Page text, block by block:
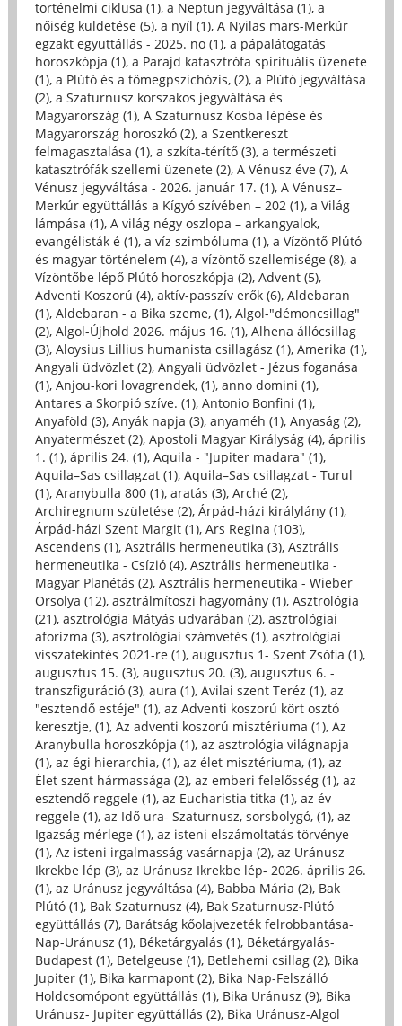
történelmi ciklusa (1), a Neptun jegyváltása (1), a
nőiség küldetése (5), a nyíl (1), A Nyilas mars-Merkúr
egzakt együttállás - 2025. no (1), a pápalátogatás
horoszkópja (1), a Parajd katasztrófa spirituális üzenete
(1), a Plútó és a tömegpszichózis, (2), a Plútó jegyváltása
(2), a Szaturnusz korszakos jegyváltása és
Magyarország (1), A Szaturnusz Kosba lépése és
Magyarország horoszkó (2), a Szentkereszt
felmagasztalása (1), a szkíta-térítő (3), a természeti
katasztrófák szellemi üzenete (2), A Vénusz éve (7), A
Vénusz jegyváltása - 2026. január 17. (1), A Vénusz–
Merkúr együttállás a Kígyó szívében – 202 (1), a Világ
lámpása (1), A világ négy oszlopa – arkangyalok,
evangélisták é (1), a víz szimbóluma (1), a Vízöntő Plútó
és magyar történelem (4), a vízöntő szellemisége (8), a
Vízöntőbe lépő Plútó horoszkópja (2), Advent (5),
Adventi Koszorú (4), aktív-passzív erők (6), Aldebaran
(1), Aldebaran - a Bika szeme, (1), Algol-"démoncsillag"
(2), Algol-Újhold 2026. május 16. (1), Alhena állócsillag
(3), Aloysius Lillius humanista csillagász (1), Amerika (1),
Angyali üdvözlet (2), Angyali üdvözlet - Jézus foganása
(1), Anjou-kori lovagrendek, (1), anno domini (1),
Antares a Skorpió szíve. (1), Antonio Bonfini (1),
Anyaföld (3), Anyák napja (3), anyaméh (1), Anyaság (2),
Anyatermészet (2), Apostoli Magyar Királyság (4), április
1. (1), április 24. (1), Aquila - "Jupiter madara" (1),
Aquila–Sas csillagzat (1), Aquila–Sas csillagzat - Turul
(1), Aranybulla 800 (1), aratás (3), Arché (2),
Archiregnum születése (2), Árpád-házi királylány (1),
Árpád-házi Szent Margit (1), Ars Regina (103),
Ascendens (1), Asztrális hermeneutika (3), Asztrális
hermeneutika - Csízió (4), Asztrális hermeneutika -
Magyar Planétás (2), Asztrális hermeneutika - Wieber
Orsolya (12), asztrálmítoszi hagyomány (1), Asztrológia
(21), asztrológia Mátyás udvarában (2), asztrológiai
aforizma (3), asztrológiai számvetés (1), asztrológiai
visszatekintés 2021-re (1), augusztus 1- Szent Zsófia (1),
augusztus 15. (3), augusztus 20. (3), augusztus 6. -
transzfiguráció (3), aura (1), Avilai szent Teréz (1), az
"esztendő estéje" (1), az Adventi koszorú kört osztó
keresztje, (1), Az adventi koszorú misztériuma (1), Az
Aranybulla horoszkópja (1), az asztrológia világnapja
(1), az égi hierarchia, (1), az élet misztériuma, (1), az
Élet szent hármassága (2), az emberi felelősség (1), az
esztendő reggele (1), az Eucharistia titka (1), az év
reggele (1), az Idő ura- Szaturnusz, sorsbolygó, (1), az
Igazság mérlege (1), az isteni elszámoltatás törvénye
(1), Az isteni irgalmasság vasárnapja (2), az Uránusz
Ikrekbe lép (3), az Uránusz Ikrekbe lép- 2026. április 26.
(1), az Uránusz jegyváltása (4), Babba Mária (2), Bak
Plútó (1), Bak Szaturnusz (4), Bak Szaturnusz-Plútó
együttállás (7), Barátság kőolajvezeték felrobbantása-
Nap-Uránusz (1), Béketárgyalás (1), Béketárgyalás-
Budapest (1), Betelgeuse (1), Betlehemi csillag (2), Bika
Jupiter (1), Bika karmapont (2), Bika Nap-Felszálló
Holdcsomópont együttállás (1), Bika Uránusz (9), Bika
Uránusz- Jupiter együttállás (2), Bika Uránusz-Algol